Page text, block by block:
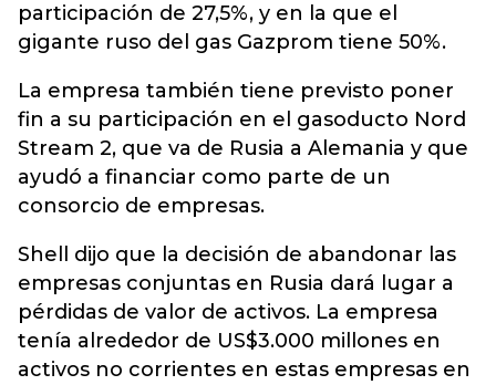
participación de 27,5%, y en la que el
gigante ruso del gas Gazprom tiene 50%.
La empresa también tiene previsto poner
fin a su participación en el gasoducto Nord
Stream 2, que va de Rusia a Alemania y que
ayudó a financiar como parte de un
consorcio de empresas.
Shell dijo que la decisión de abandonar las
empresas conjuntas en Rusia dará lugar a
pérdidas de valor de activos. La empresa
tenía alrededor de US$3.000 millones en
activos no corrientes en estas empresas en